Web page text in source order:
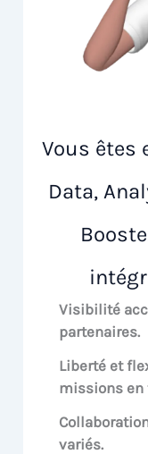
Vous êtes
Data,
Visibilité
partenaires.
Liberté et
missions en
variés.